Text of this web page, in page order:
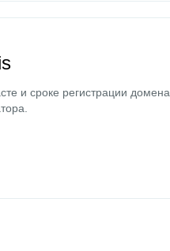
и сроке регистрации домена,